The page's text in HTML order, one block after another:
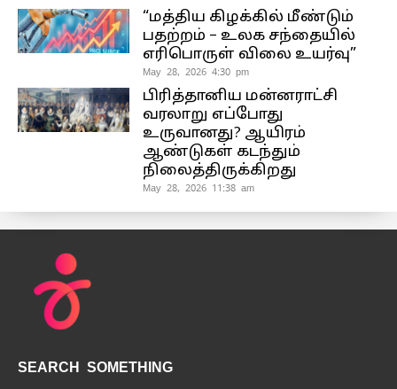
“மத்திய கிழக்கில் மீண்டும்
பதற்றம் – உலக சந்தையில்
எரிபொருள் விலை உயர்வு”
May 28, 2026 4:30 pm
பிரித்தானிய மன்னராட்சி
வரலாறு எப்போது
உருவானது? ஆயிரம்
ஆண்டுகள் கடந்தும்
நிலைத்திருக்கிறது
May 28, 2026 11:38 am
SEARCH SOMETHING